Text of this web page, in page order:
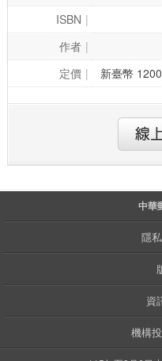
ISBN
作者
定價
新臺幣
中華
隱
資
機構